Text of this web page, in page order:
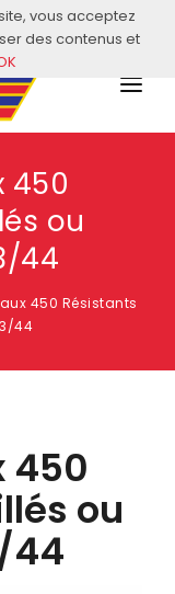
450
ou
44
450 Résistants
44
450
ou
44
vous acceptez
des contenus et